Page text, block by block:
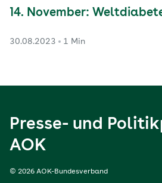
14. November:
30.08.2023 1 Min
Presse- und
AOK
© 2026 AOK-Bundesverband